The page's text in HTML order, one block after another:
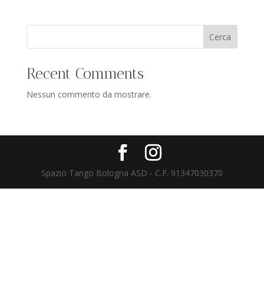
Cerca
Recent Comments
Nessun commento da mostrare.
Spazio Tango Bologna ASD - C.F. 91347030370